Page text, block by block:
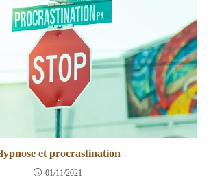
et procrastination
01/11/2021